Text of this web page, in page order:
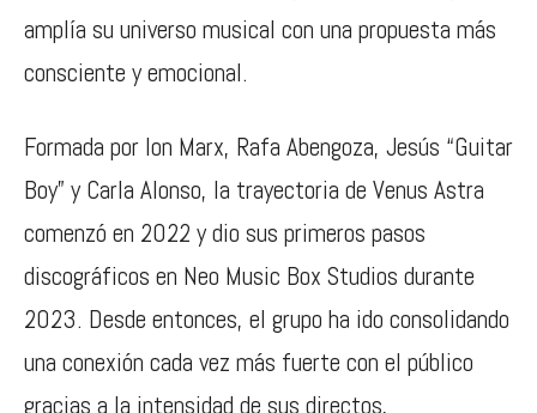
amplía su universo musical con una propuesta más
consciente y emocional.
Formada por Ion Marx, Rafa Abengoza, Jesús “Guitar
Boy” y Carla Alonso, la trayectoria de Venus Astra
comenzó en 2022 y dio sus primeros pasos
discográficos en Neo Music Box Studios durante
2023. Desde entonces, el grupo ha ido consolidando
una conexión cada vez más fuerte con el público
gracias a la intensidad de sus directos,